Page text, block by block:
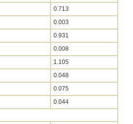
0.713
0.003
0.931
0.008
1.105
0.048
0.075
0.044